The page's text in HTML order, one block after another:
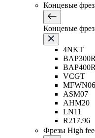
Концевые
Концевые
4NKT
BAP300R
BAP400R
VCGT
MFWN06
ASM07
AHM20
LN11
R217.96
Фрезы High